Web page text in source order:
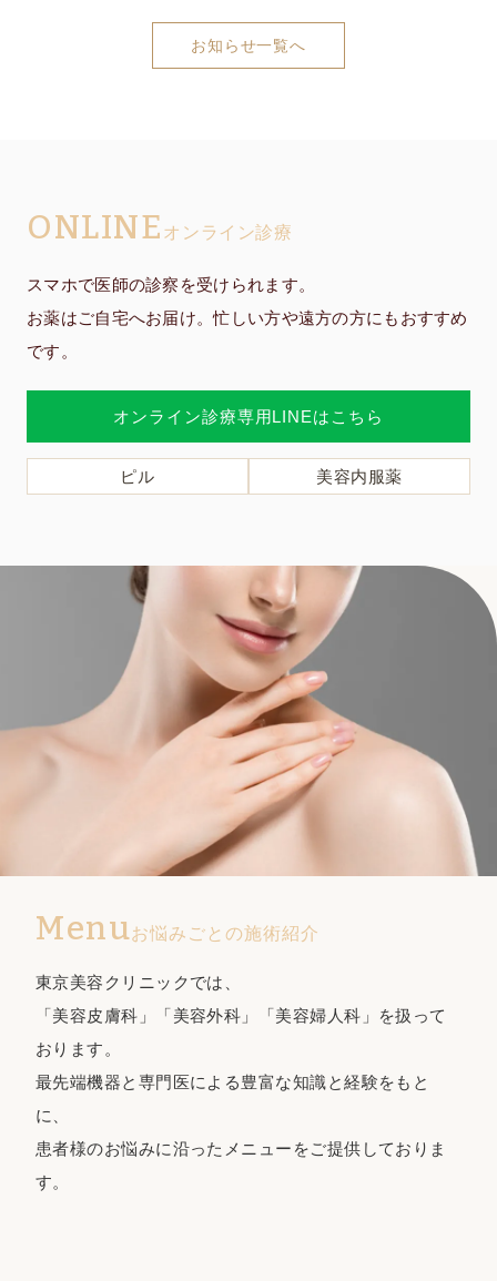
お知らせ一覧へ
ONLINE オンライン診療
スマホで医師の診察を受けられます。
お薬はご自宅へお届け。忙しい方や遠方の方にもおすすめ
です。
オンライン診療専用LINEはこちら
ピル 美容内服薬
Menuお悩みごとの施術紹介
東京美容クリニックでは、
「美容皮膚科」「美容外科」「美容婦人科」を扱って
おります。
最先端機器と専門医による豊富な知識と経験をもと
に、
患者様のお悩みに沿ったメニューをご提供しておりま
す。